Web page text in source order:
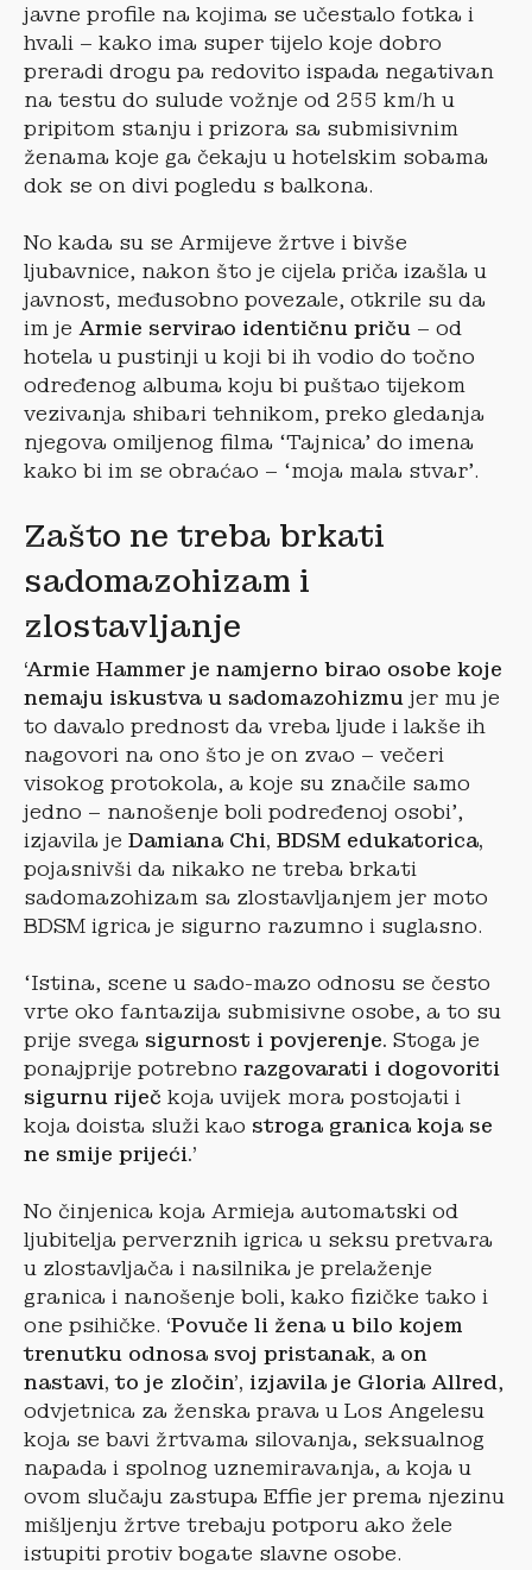
javne profile na kojima se učestalo fotka i
hvali – kako ima super tijelo koje dobro
preradi drogu pa redovito ispada negativan
na testu do sulude vožnje od 255 km/h u
pripitom stanju i prizora sa submisivnim
ženama koje ga čekaju u hotelskim sobama
dok se on divi pogledu s balkona.
No kada su se Armijeve žrtve i bivše
ljubavnice, nakon što je cijela priča izašla u
javnost, međusobno povezale, otkrile su da
im je Armie servirao identičnu priču – od
hotela u pustinji u koji bi ih vodio do točno
određenog albuma koju bi puštao tijekom
vezivanja shibari tehnikom, preko gledanja
njegova omiljenog filma ‘Tajnica’ do imena
kako bi im se obraćao – ‘moja mala stvar’.
Zašto ne treba brkati
sadomazohizam i
zlostavljanje
‘Armie Hammer je namjerno birao osobe koje
nemaju iskustva u sadomazohizmu jer mu je
to davalo prednost da vreba ljude i lakše ih
nagovori na ono što je on zvao – večeri
visokog protokola, a koje su značile samo
jedno – nanošenje boli podređenoj osobi’,
izjavila je Damiana Chi, BDSM edukatorica,
pojasnivši da nikako ne treba brkati
sadomazohizam sa zlostavljanjem jer moto
BDSM igrica je sigurno razumno i suglasno.
‘Istina, scene u sado-mazo odnosu se često
vrte oko fantazija submisivne osobe, a to su
prije svega sigurnost i povjerenje. Stoga je
ponajprije potrebno razgovarati i dogovoriti
sigurnu riječ koja uvijek mora postojati i
koja doista služi kao stroga granica koja se
ne smije prijeći.’
No činjenica koja Armieja automatski od
ljubitelja perverznih igrica u seksu pretvara
u zlostavljača i nasilnika je prelaženje
granica i nanošenje boli, kako fizičke tako i
one psihičke. ‘Povuče li žena u bilo kojem
trenutku odnosa svoj pristanak, a on
nastavi, to je zločin’, izjavila je Gloria Allred,
odvjetnica za ženska prava u Los Angelesu
koja se bavi žrtvama silovanja, seksualnog
napada i spolnog uznemiravanja, a koja u
ovom slučaju zastupa Effie jer prema njezinu
mišljenju žrtve trebaju potporu ako žele
istupiti protiv bogate slavne osobe.